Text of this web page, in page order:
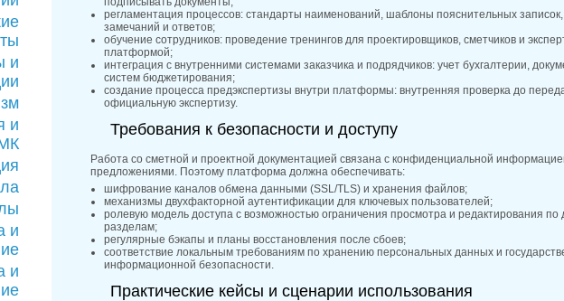
и
и
и
и
регламентация процессов: стандарты наименований, шаблоны пояснительных
замечаний и ответов;
обучение сотрудников: проведение тренингов для проектировщиков, сметчиков и
платформой;
интеграция с внутренними системами заказчика и подрядчиков: учет бухгалтерии,
систем бюджетирования;
создание процесса предэкспертизы внутри платформы: внутренняя проверка до
официальную экспертизу.
Требования к безопасности и доступу
Работа со сметной и проектной документацией связана с конфиденциальной
предложениями. Поэтому платформа должна обеспечивать:
шифрование каналов обмена данными (SSL/TLS) и хранения файлов;
механизмы двухфакторной аутентификации для ключевых пользователей;
ролевую модель доступа с возможностью ограничения просмотра и редактирования по
разделам;
регулярные бэкапы и планы восстановления после сбоев;
соответствие локальным требованиям по хранению персональных данных и
информационной безопасности.
Практические кейсы и сценарии использования